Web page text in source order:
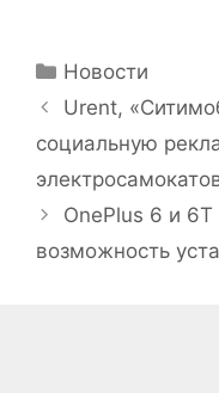
Рубрики
Новости
Urent,
социальную
OnePlus 6 и
возможность